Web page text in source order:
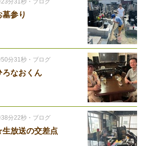
分31秒 ・ ブログ
参り
分31秒 ・ ブログ
なおくん
分22秒 ・ ブログ
放送の交差点